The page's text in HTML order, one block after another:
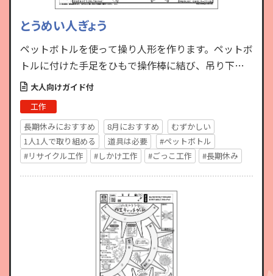
とうめい人ぎょう
ペットボトルを使って操り人形を作ります。ペットボ
トルに付けた手足をひもで操作棒に結び、吊り下げ
ます。透明なペットボトルの特性を生かした「とうめ
い人ぎょう」を操…
大人向けガイド付
工作
長期休みにおすすめ
8月におすすめ
むずかしい
1人1人で取り組める
道具は必要
#ペットボトル
#リサイクル工作
#しかけ工作 #ごっこ工作 #長期休み